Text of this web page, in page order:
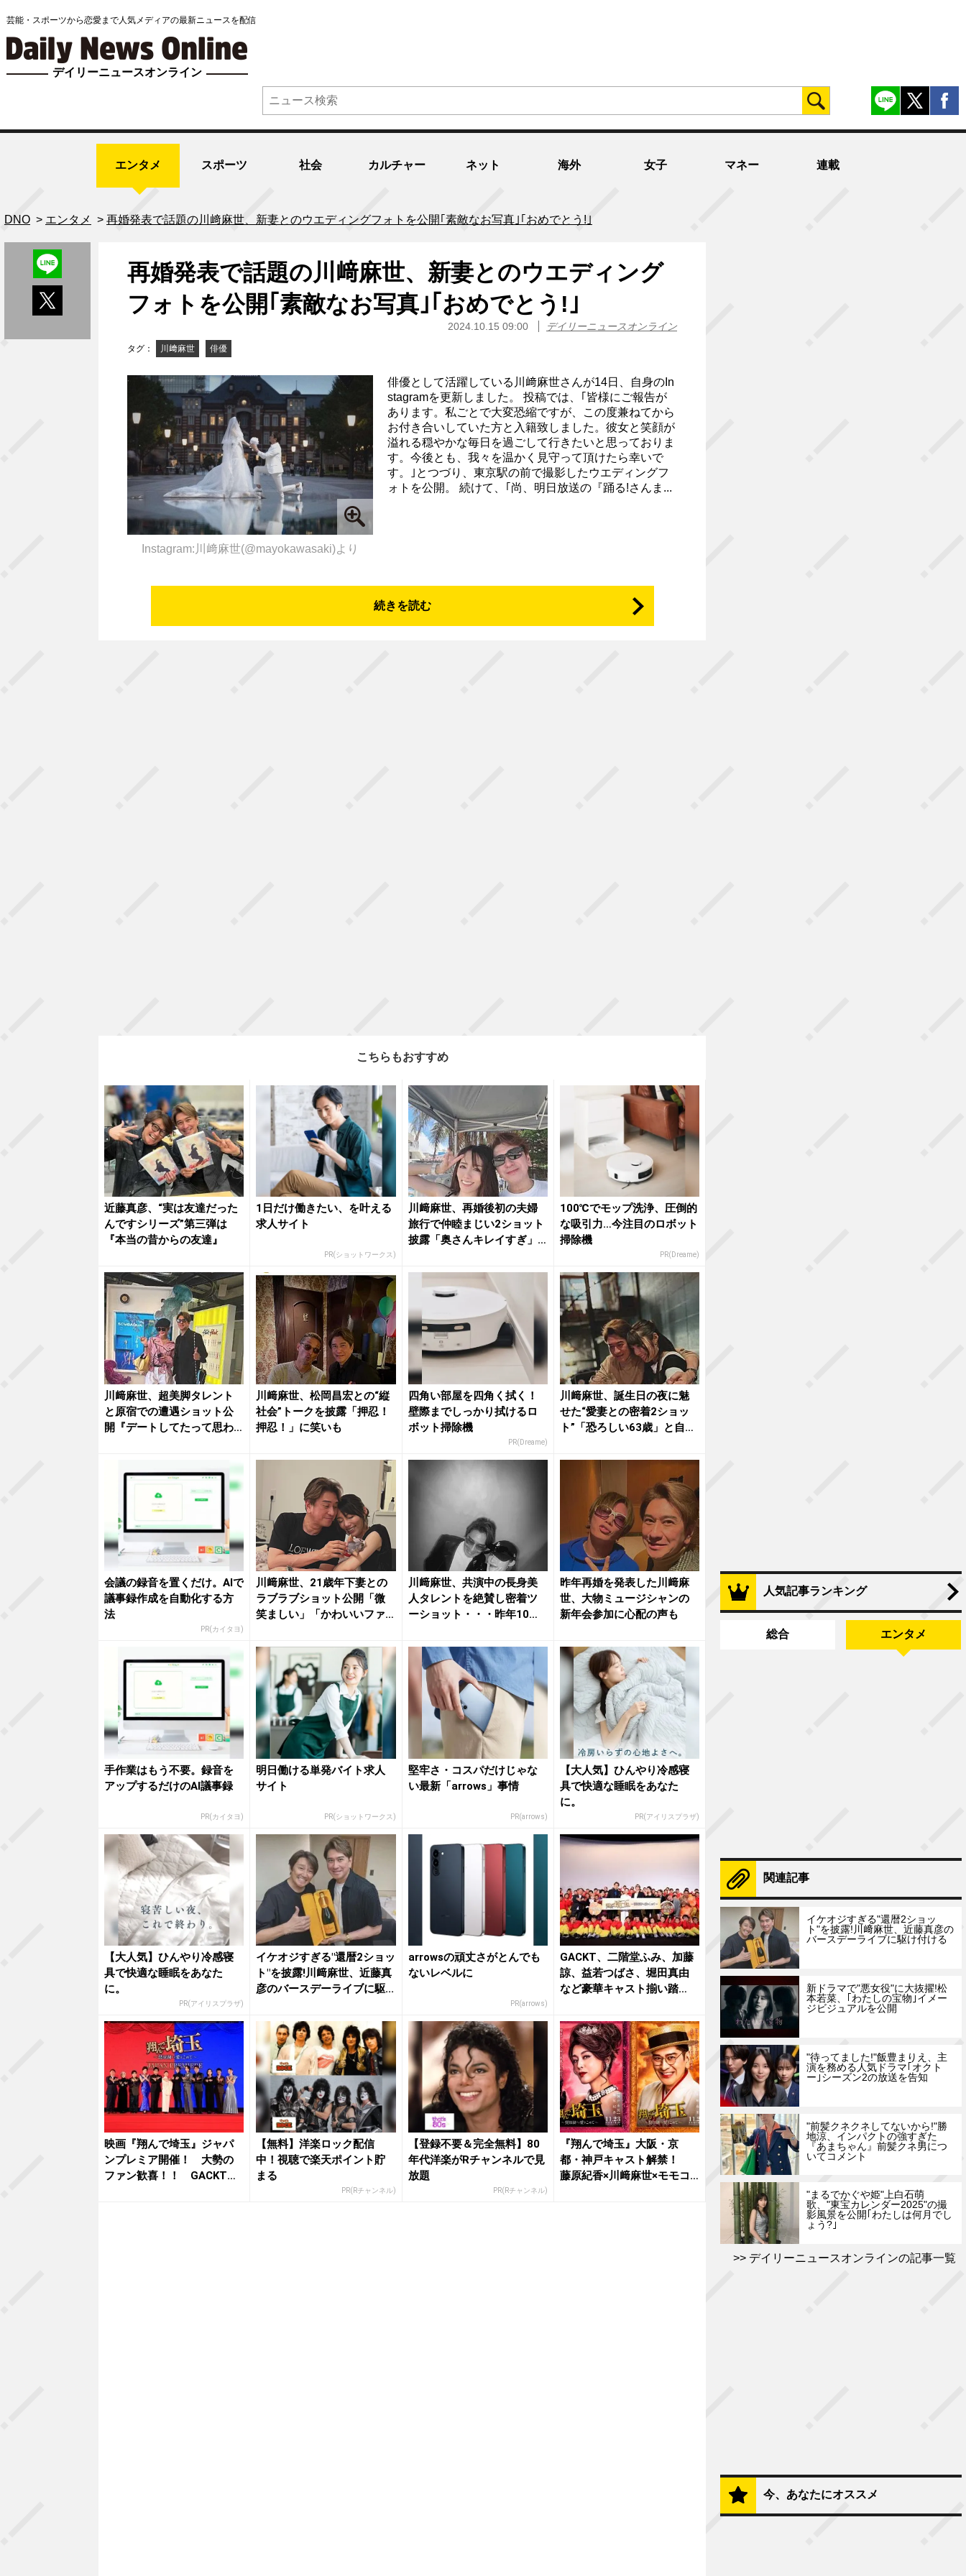
芸能・スポーツから恋愛まで人気メディアの最新ニュースを配信
デイリーニュースオンライン
エンタメ スポーツ 社会 カルチャー ネット 海外 女子 マネー 連載
DNO > エンタメ > 再婚発表で話題の川﨑麻世、新妻とのウエディングフォトを公開｢素敵なお写真｣｢おめでとう!｣
再婚発表で話題の川﨑麻世、新妻とのウエディング
フォトを公開｢素敵なお写真｣｢おめでとう!｣
2024.10.15 09:00 デイリーニュースオンライン
タグ： 川﨑麻世 俳優
Instagram:川﨑麻世(@mayokawasaki)より
俳優として活躍している川﨑麻世さんが14日、自身のIn
stagramを更新しました。 投稿では、｢皆様にご報告が
あります。私ごとで大変恐縮ですが、この度兼ねてから
お付き合いしていた方と入籍致しました。彼女と笑顔が
溢れる穏やかな毎日を過ごして行きたいと思っておりま
す。今後とも、我々を温かく見守って頂けたら幸いで
す。｣とつづり、東京駅の前で撮影したウエディングフ
ォトを公開。 続けて、｢尚、明日放送の『踊る!さんま...
続きを読む
こちらもおすすめ
近藤真彦、“実は友達だった
んですシリーズ”第三弾は
『本当の昔からの友達』
1日だけ働きたい、を叶える
求人サイト
PR(ショットワークス)
川﨑麻世、再婚後初の夫婦
旅行で仲睦まじい2ショット
披露「奥さんキレイすぎ」
100℃でモップ洗浄、圧倒的
な吸引力…今注目のロボット
掃除機
PR(Dreame)
川﨑麻世、超美脚タレント
と原宿での遭遇ショット公
開『デートしてたって思わ
川﨑麻世、松岡昌宏との“縦
社会”トークを披露「押忍！
押忍！」に笑いも
四角い部屋を四角く拭く！
壁際までしっかり拭けるロ
ボット掃除機
PR(Dreame)
川﨑麻世、誕生日の夜に魅
せた“愛妻との密着2ショッ
ト”「恐ろしい63歳」と自虐
会議の録音を置くだけ。AIで
議事録作成を自動化する方
法
PR(カイタヨ)
川﨑麻世、21歳年下妻との
ラブラブショット公開「微
笑ましい」「かわいいファ
川﨑麻世、共演中の長身美
人タレントを絶賛し密着ツ
ーショット・・・昨年10月
昨年再婚を発表した川﨑麻
世、大物ミュージシャンの
新年会参加に心配の声も
手作業はもう不要。録音を
アップするだけのAI議事録
PR(カイタヨ)
明日働ける単発バイト求人
サイト
PR(ショットワークス)
堅牢さ・コスパだけじゃな
い最新「arrows」事情
PR(arrows)
【大人気】ひんやり冷感寝
具で快適な睡眠をあなた
に。
PR(アイリスプラザ)
【大人気】ひんやり冷感寝
具で快適な睡眠をあなた
に。
PR(アイリスプラザ)
イケオジすぎる"還暦2ショッ
ト"を披露!川﨑麻世、近藤真
彦のバースデーライブに駆...
arrowsの頑丈さがとんでも
ないレベルに
PR(arrows)
GACKT、二階堂ふみ、加藤
諒、益若つばさ、堀田真由
など豪華キャスト揃い踏
映画『翔んで埼玉』ジャパ
ンプレミア開催！ 大勢の
ファン歓喜！！ GACKTは
【無料】洋楽ロック配信
中！視聴で楽天ポイント貯
まる
PR(Rチャンネル)
【登録不要＆完全無料】80
年代洋楽がRチャンネルで見
放題
PR(Rチャンネル)
『翔んで埼玉』大阪・京
都・神戸キャスト解禁！
藤原紀香×川﨑麻世×モモコ
人気記事ランキング
総合 エンタメ
関連記事
イケオジすぎる"還暦2ショッ
ト"を披露!川﨑麻世、近藤真彦の
バースデーライブに駆け付ける
新ドラマで"悪女役"に大抜擢!松
本若菜、｢わたしの宝物｣イメー
ジビジュアルを公開
"待ってました!"飯豊まりえ、主
演を務める人気ドラマ｢オクト
ー｣シーズン2の放送を告知
"前髪クネクネしてないから!"勝
地涼、インパクトの強すぎた
『あまちゃん』前髪クネ男につ
いてコメント
"まるでかぐや姫"上白石萌
歌、"東宝カレンダー2025"の撮
影風景を公開｢わたしは何月でし
ょう?｣
デイリーニュースオンラインの記事一覧
今、あなたにオススメ